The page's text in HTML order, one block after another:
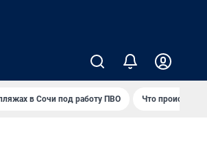
в Сочи под работу ПВО Что происходит